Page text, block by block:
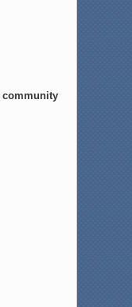
community